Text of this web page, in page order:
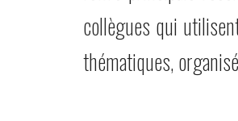
collègues qui
thématiques,